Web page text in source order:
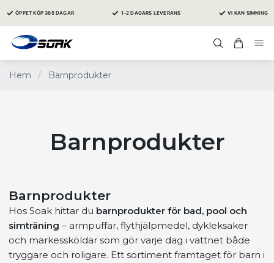
✓ ÖPPET KÖP 365 DAGAR ✓ 1–2 DAGARS LEVERANS ✓ VI KAN SIMNING
Hem / Barnprodukter
Barnprodukter
Barnprodukter
Hos Soak hittar du barnprodukter för bad, pool och
simträning – armpuffar, flythjälpmedel, dykleksaker
och märkessköldar som gör varje dag i vattnet både
tryggare och roligare. Ett sortiment framtaget för barn i